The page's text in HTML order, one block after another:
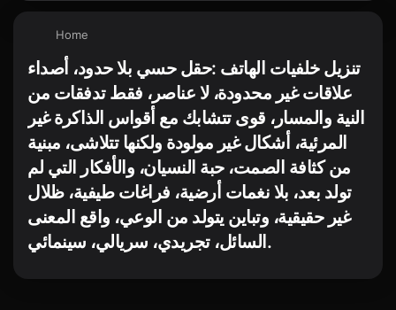
Home
تنزيل خلفيات الهاتف :حقل حسي بلا حدود، أصداء
علاقات غير محدودة، لا عناصر، فقط تدفقات من
النية والمسار، قوى تتشابك مع أقواس الذاكرة غير
المرئية، أشكال غير مولودة ولكنها تتلاشى، مبنية
من كثافة الصمت، حبة النسيان، والأفكار التي لم
تولد بعد، بلا نغمات أرضية، فراغات طيفية، ظلال
غير حقيقية، وتباين يتولد من الوعي، واقع المعنى
السائل، تجريدي، سريالي، سينمائي.